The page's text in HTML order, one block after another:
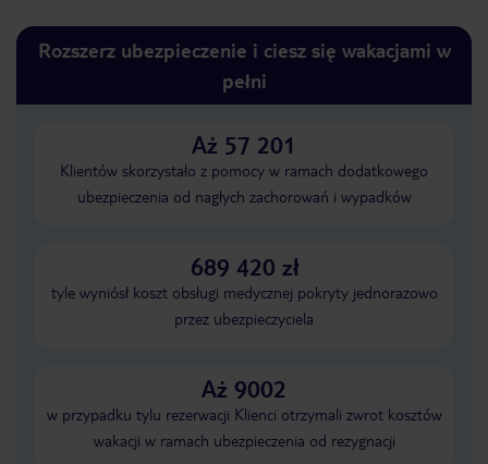
Rozszerz ubezpieczenie i ciesz się wakacjami w
pełni
Aż 57 201
Klientów skorzystało z pomocy w ramach dodatkowego
ubezpieczenia od nagłych zachorowań i wypadków
689 420 zł
tyle wyniósł koszt obsługi medycznej pokryty jednorazowo
przez ubezpieczyciela
Aż 9002
w przypadku tylu rezerwacji Klienci otrzymali zwrot kosztów
wakacji w ramach ubezpieczenia od rezygnacji